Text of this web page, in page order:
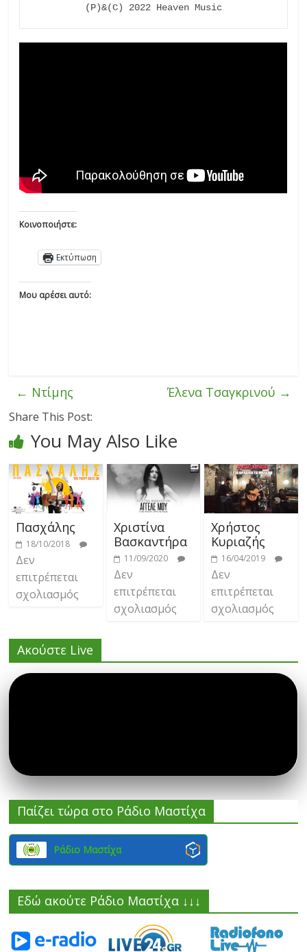
(P)&(C) 2022 Heaven Music
Κοινοποιήστε:
Εκτύπωση
Μου αρέσει αυτό:
← Ντίμης Έλενα Τσαγκρινού →
Share This Post:
You May Also Like
Πασχάλης
18/10/2018
Δεν
επιτρέπεται
σχολιασμός
Χριστίνα
Βασκαντήρα
11/09/2020
Δεν
επιτρέπεται
σχολιασμός
Χρήστος
Κυριαζής
16/04/2019
Δεν
επιτρέπεται
σχολιασμός
Ακούστε Live
Παίζει τώρα στο Ράδιο Μαστίχα
Ράδιο Μαστίχα
Εδώ ακούτε Ράδιο Μαστίχα ↓↓↓